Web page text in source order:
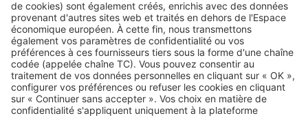
Image
Dossiers
Rénover un local commercial :
coûts, autorisations, pièges à éviter